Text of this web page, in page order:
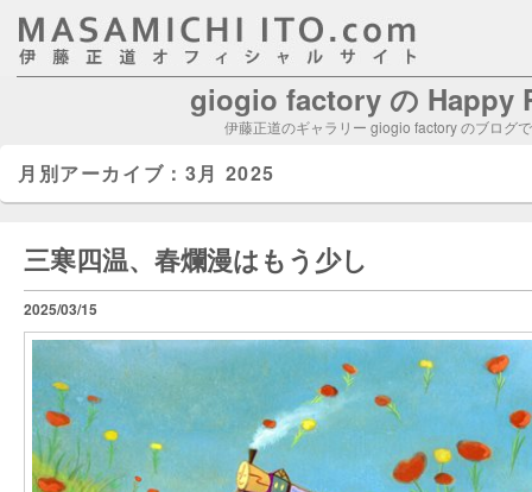
giogio factory の Happy
伊藤正道のギャラリー giogio factory のブログ
月別アーカイブ： 3月 2025
三寒四温、春爛漫はもう少し
2025/03/15